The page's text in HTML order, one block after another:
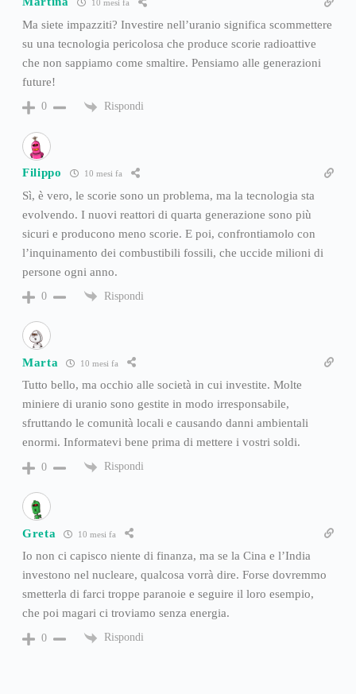
10 mesi fa
Ma siete impazziti? Investire nell’uranio significa scommettere
su una tecnologia pericolosa che produce scorie radioattive
che non sappiamo come smaltire. Pensiamo alle generazioni
future!
0 Rispondi
Filippo 10 mesi fa
Sì, è vero, le scorie sono un problema, ma la tecnologia sta
evolvendo. I nuovi reattori di quarta generazione sono più
sicuri e producono meno scorie. E poi, confrontiamolo con
l’inquinamento dei combustibili fossili, che uccide milioni di
persone ogni anno.
0 Rispondi
Marta 10 mesi fa
Tutto bello, ma occhio alle società in cui investite. Molte
miniere di uranio sono gestite in modo irresponsabile,
sfruttando le comunità locali e causando danni ambientali
enormi. Informatevi bene prima di mettere i vostri soldi.
0 Rispondi
Greta 10 mesi fa
Io non ci capisco niente di finanza, ma se la Cina e l’India
investono nel nucleare, qualcosa vorrà dire. Forse dovremmo
smetterla di farci troppe paranoie e seguire il loro esempio,
che poi magari ci troviamo senza energia.
0 Rispondi